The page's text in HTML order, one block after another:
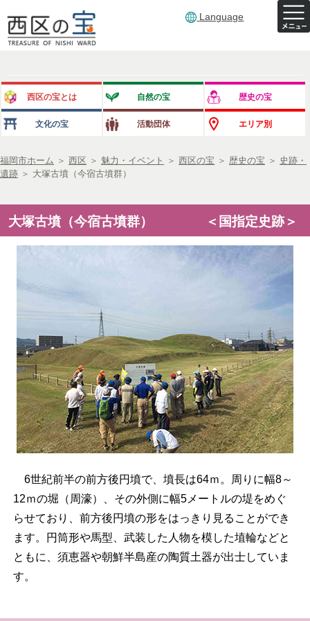
Language
西区の宝とは 自然の宝 歴史の宝
文化の宝 活動団体 エリア別
福岡市ホーム ＞ 西区 ＞ 魅力・イベント ＞ 西区の宝 ＞ 歴史の宝 ＞ 史跡・
遺跡 ＞ 大塚古墳（今宿古墳群）
大塚古墳（今宿古墳群） ＜国指定史跡＞
6世紀前半の前方後円墳で、墳長は64ｍ。周りに幅8～
12ｍの堀（周濠）、その外側に幅5メートルの堤をめぐ
らせており、前方後円墳の形をはっきり見ることができ
ます。円筒形や馬型、武装した人物を模した埴輪などと
ともに、須恵器や朝鮮半島産の陶質土器が出士していま
す。